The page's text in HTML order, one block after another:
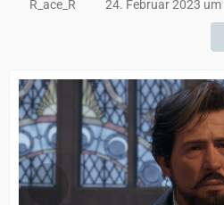
R_ace_R 24. Februar 2023 um